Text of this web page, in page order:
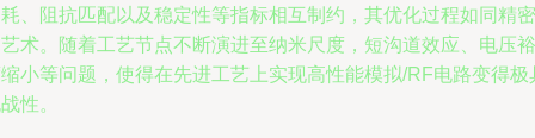
、阻抗匹配以及稳定性等指标相互制约，其优化过程如同精密
术。随着工艺节点不断演进至纳米尺度，短沟道效应、电压裕
小等问题，使得在先进工艺上实现高性能模拟/RF电路变得极
性。